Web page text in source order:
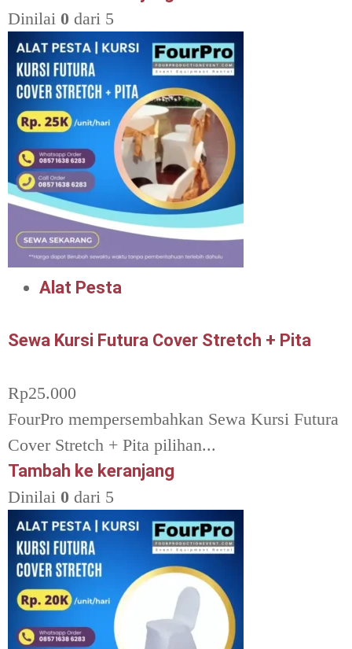
Dinilai 0 dari 5
Alat Pesta
Sewa Kursi Futura Cover Stretch + Pita
Rp25.000
FourPro mempersembahkan Sewa Kursi Futura
Cover Stretch + Pita pilihan...
Tambah ke keranjang
Dinilai 0 dari 5